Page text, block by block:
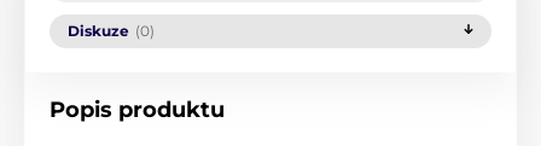
Diskuze (0)
Popis produktu